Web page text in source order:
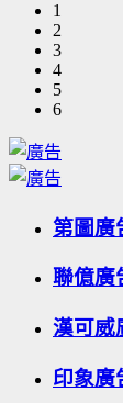
1
2
3
4
5
6
第圖廣
聯億廣
漢可威
印象廣